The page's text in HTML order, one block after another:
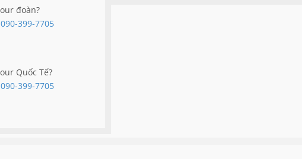
đoàn?
399-7705
Quốc Tế?
399-7705